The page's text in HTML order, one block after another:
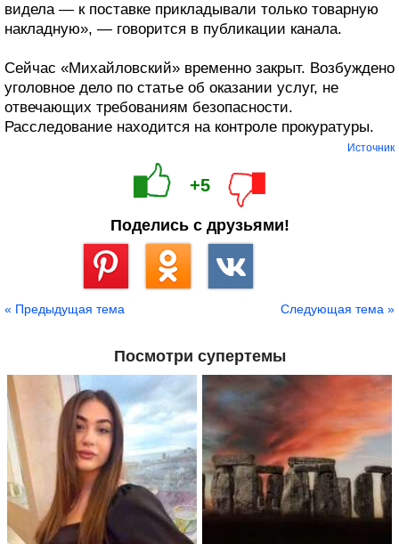
видела — к поставке прикладывали только товарную
накладную», — говорится в публикации канала.
Сейчас «Михайловский» временно закрыт. Возбуждено
уголовное дело по статье об оказании услуг, не
отвечающих требованиям безопасности.
Расследование находится на контроле прокуратуры.
Источник
+5
Поделись с друзьями!
« Предыдущая тема Следующая тема »
Посмотри супертемы